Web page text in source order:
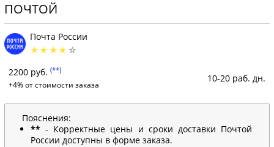
ПОЧТОЙ
Почта России
2200 руб. (**)
+4% от стоимости заказа
10-20 раб. дн.
Пояснения:
** - Корректные цены и сроки доставки Почтой
России доступны в форме заказа.